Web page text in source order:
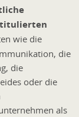
titulierten
wie die
die
die
oder die
als